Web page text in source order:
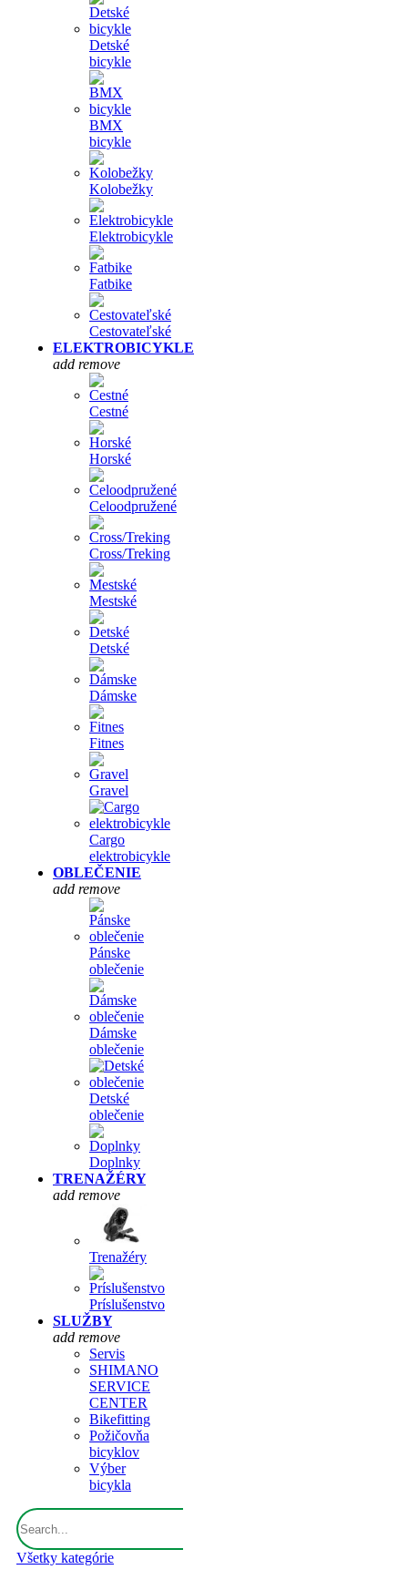
Detské
bicykle
BMX
bicykle
Kolobežky
Elektrobicykle
Fatbike
Cestovateľské
ELEKTROBICYKLE
add remove
Cestné
Horské
Celoodpružené
Cross/Treking
Mestské
Detské
Dámske
Fitnes
Gravel
Cargo
elektrobicykle
OBLEČENIE
add remove
Pánske
oblečenie
Dámske
oblečenie
Detské
oblečenie
Doplnky
TRENAŽÉRY
add remove
Trenažéry
Príslušenstvo
SLUŽBY
add remove
Servis
SHIMANO
SERVICE
CENTER
Bikefitting
Požičovňa
bicyklov
Výber
bicykla
Všetky kategórie